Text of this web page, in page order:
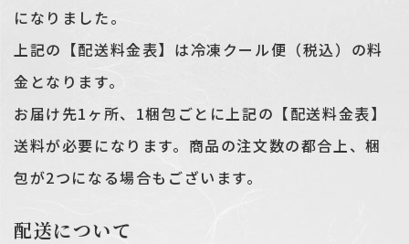
になりました。
上記の【配送料金表】は冷凍クール便（税込）の料
金となります。
お届け先1ヶ所、1梱包ごとに上記の【配送料金表】
送料が必要になります。商品の注文数の都合上、梱
包が2つになる場合もございます。
配送について